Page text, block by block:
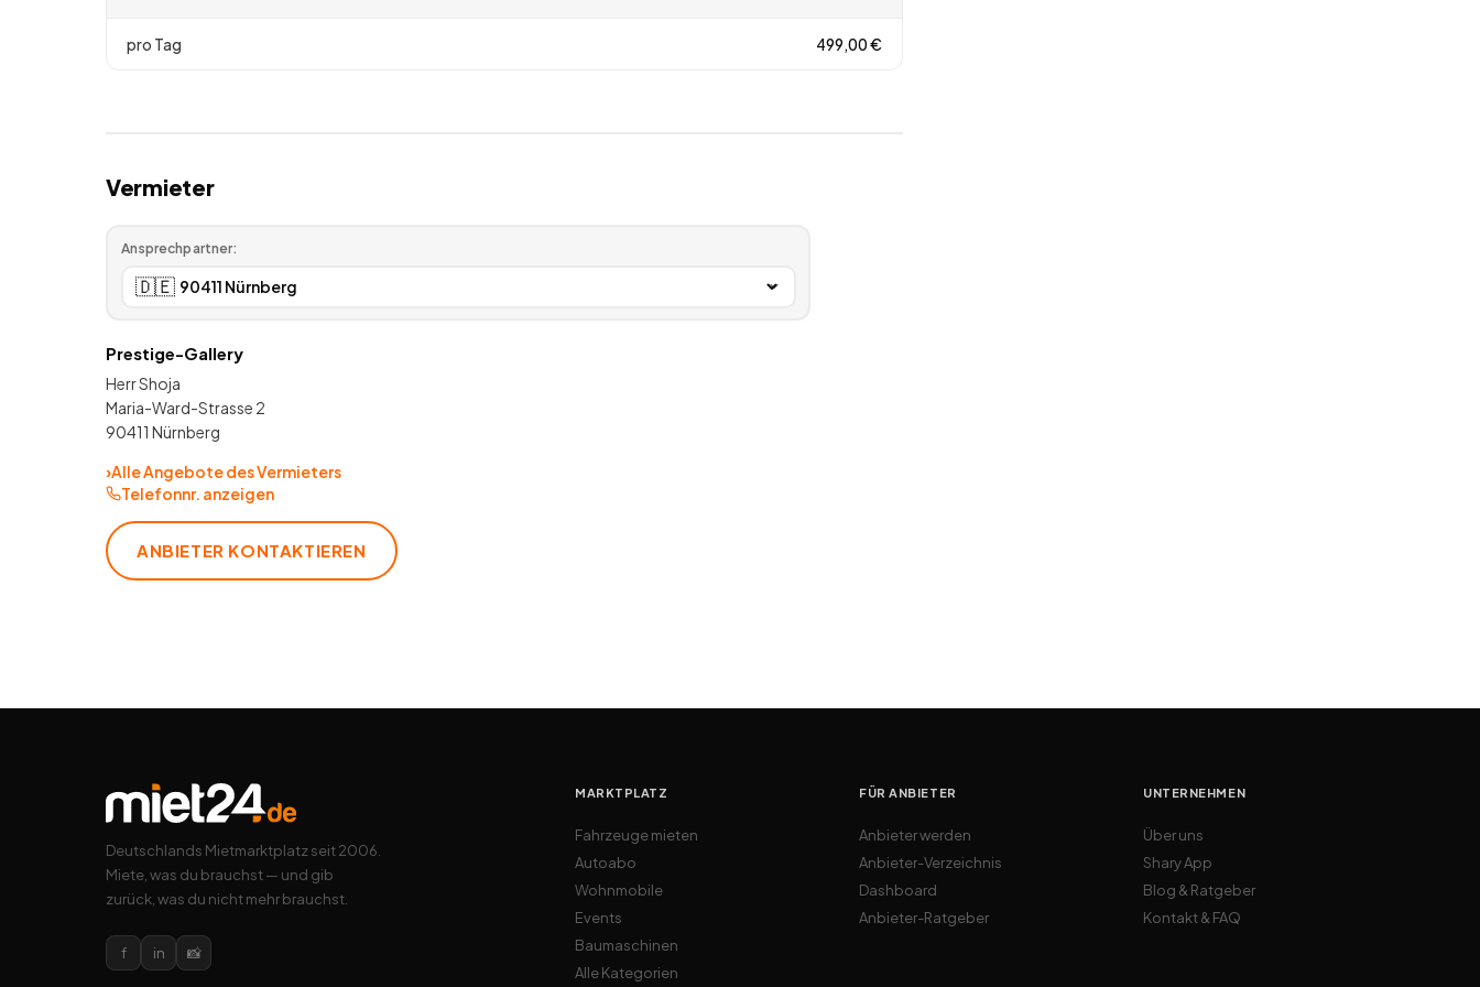
pro Tag 499,00€
Vermieter
Ansprechpartner:
🇩🇪
Prestige-Gallery
Herr Shoja
Maria-Ward-Strasse 2
90411 Nürnberg
›Alle Angebote des Vermieters
Telefonnr. anzeigen
ANBIETER KONTAKTIEREN
Deutschlands Mietmarktplatz seit 2006.
Miete, was du brauchst — und gib
zurück, was du nicht mehr brauchst.
f in 📸
MARKTPLATZ
Fahrzeuge mieten
Autoabo
Wohnmobile
Events
Baumaschinen
Alle Kategorien
FÜR ANBIETER
Anbieter werden
Anbieter-Verzeichnis
Dashboard
Anbieter-Ratgeber
UNTERNEHMEN
Über uns
Shary App
Blog & Ratgeber
Kontakt & FAQ